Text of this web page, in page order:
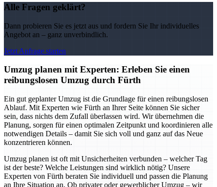
Alle Fragen geklärt?
Dann probieren Sie es jetzt aus und fordern Sie Ihr individuelles
Angebot an – ganz unverbindlich.
Jetzt Anfrage starten
Umzug planen mit Experten: Erleben Sie einen
reibungslosen Umzug durch Fürth
Ein gut geplanter Umzug ist die Grundlage für einen reibungslosen
Ablauf. Mit Experten wie Fürth an Ihrer Seite können Sie sicher
sein, dass nichts dem Zufall überlassen wird. Wir übernehmen die
Planung, sorgen für einen optimalen Zeitpunkt und koordinieren alle
notwendigen Details – damit Sie sich voll und ganz auf das Neue
konzentrieren können.
Umzug planen ist oft mit Unsicherheiten verbunden – welcher Tag
ist der beste? Welche Leistungen sind wirklich nötig? Unsere
Experten von Fürth beraten Sie individuell und passen die Planung
an Ihre Situation an. Ob privater oder gewerblicher Umzug – wir